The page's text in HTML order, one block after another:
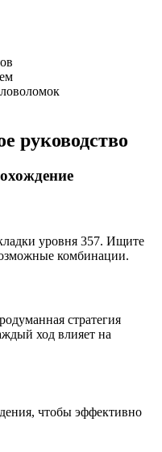
руководство
уровня 357. Ищите
комбинации.
стратегия
ход влияет на
чтобы эффективно